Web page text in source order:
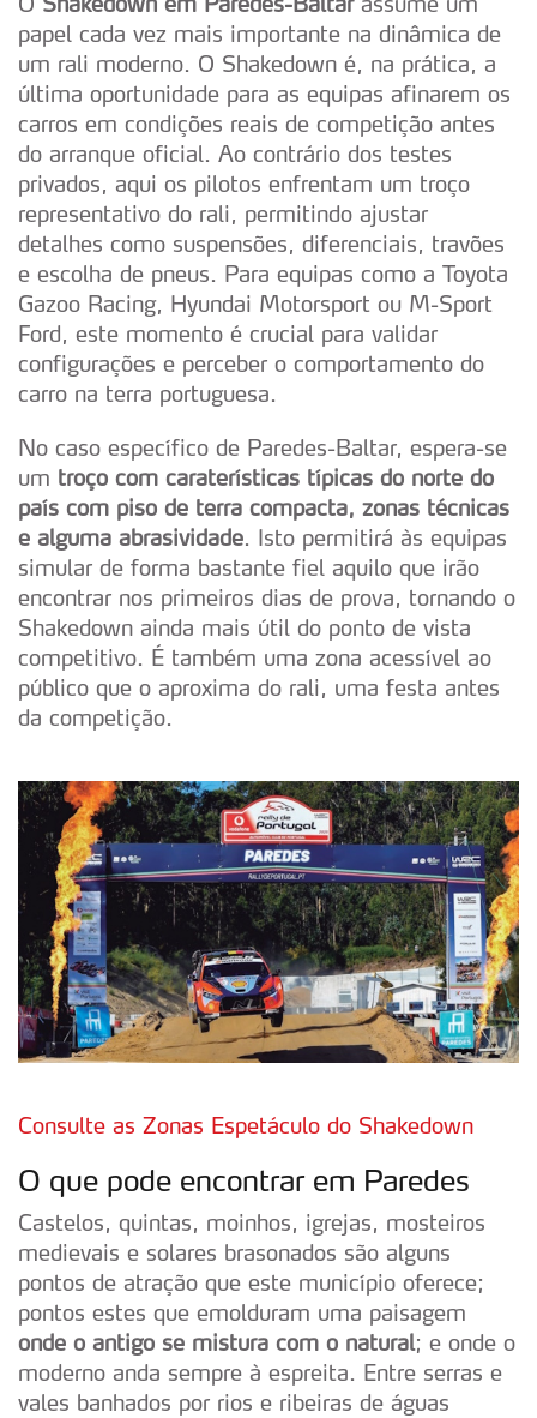
papel cada vez mais importante na dinâmica de
um rali moderno. O Shakedown é, na prática, a
última oportunidade para as equipas afinarem os
carros em condições reais de competição antes
do arranque oficial. Ao contrário dos testes
privados, aqui os pilotos enfrentam um troço
representativo do rali, permitindo ajustar
detalhes como suspensões, diferenciais, travões
e escolha de pneus. Para equipas como a Toyota
Gazoo Racing, Hyundai Motorsport ou M-Sport
Ford, este momento é crucial para validar
configurações e perceber o comportamento do
carro na terra portuguesa.
No caso específico de Paredes-Baltar, espera-se
um troço com caraterísticas típicas do norte do
país com piso de terra compacta, zonas técnicas
e alguma abrasividade. Isto permitirá às equipas
simular de forma bastante fiel aquilo que irão
encontrar nos primeiros dias de prova, tornando o
Shakedown ainda mais útil do ponto de vista
competitivo. É também uma zona acessível ao
público que o aproxima do rali, uma festa antes
da competição.
Consulte as Zonas Espetáculo do Shakedown
O que pode encontrar em Paredes
Castelos, quintas, moinhos, igrejas, mosteiros
medievais e solares brasonados são alguns
pontos de atração que este município oferece;
pontos estes que emolduram uma paisagem
onde o antigo se mistura com o natural; e onde o
moderno anda sempre à espreita. Entre serras e
vales banhados por rios e ribeiras de águas